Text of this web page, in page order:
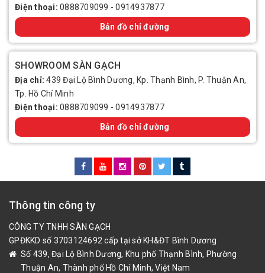
Điện thoại: 0888709099 -0914937877
Bản đồ chỉ đường
SHOWROOM SÀN GẠCH
Địa chỉ:439 Đại Lộ Bình Dương, Kp. Thạnh Bình, P. Thuận An,
Tp. Hồ Chí Minh
Điện thoại: 0888709099 -0914937877
Bản đồ chỉ đường
Thông tin công ty
CÔNG TY TNHH SÀN GẠCH
GPĐKKD số 3703124692 cấp tại sở KH&ĐT Bình Dương
Số 439, Đại Lộ Bình Dương, Khu phố Thạnh Bình, Phường
Thuận An, Thành phố Hồ Chí Minh, Việt Nam